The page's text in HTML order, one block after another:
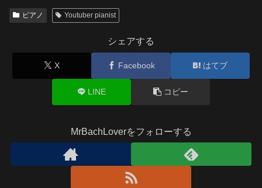
ピアノ Youtuber pianist
シェアする
X Facebook はてブ
LINE コピー
MrBachLoverをフォローする